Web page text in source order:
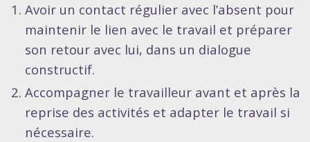
Avoir un contact régulier avec l’absent pour
maintenir le lien avec le travail et préparer
son retour avec lui, dans un dialogue
constructif.
Accompagner le travailleur avant et après la
reprise des activités et adapter le travail si
nécessaire.